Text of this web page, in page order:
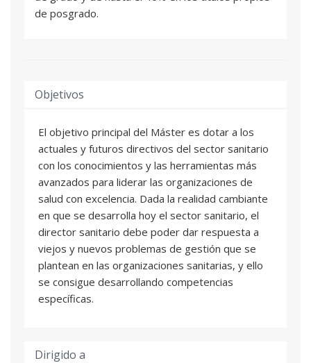
de posgrado.
Objetivos
El objetivo principal del Máster es dotar a los
actuales y futuros directivos del sector sanitario
con los conocimientos y las herramientas más
avanzados para liderar las organizaciones de
salud con excelencia. Dada la realidad cambiante
en que se desarrolla hoy el sector sanitario, el
director sanitario debe poder dar respuesta a
viejos y nuevos problemas de gestión que se
plantean en las organizaciones sanitarias, y ello
se consigue desarrollando competencias
específicas.
Dirigido a